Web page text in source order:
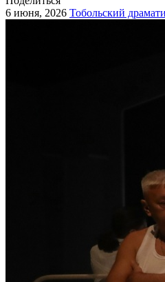
6 июня, 2026 Тобольский